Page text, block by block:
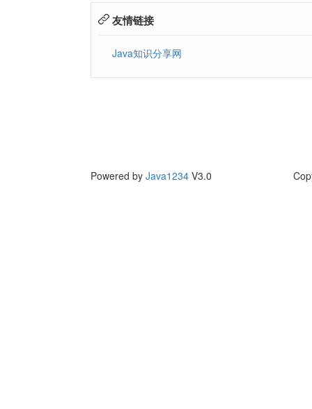
友情链接
Java知识分享网
Powered by Java1234 V3.0